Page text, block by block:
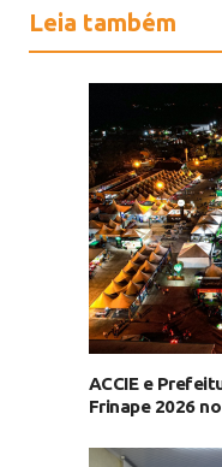
Leia também
ACCIE e
Frinape 2026